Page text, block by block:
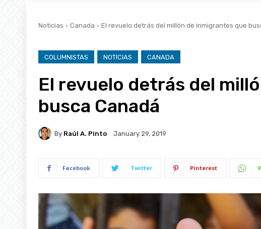
Noticias Canada El revuelo detrás del millón de inmigrantes que
COLUMNISTAS NOTICIAS CANADA
El revuelo detrás del
busca Canadá
By Raúl A. Pinto January 29, 2019
Facebook Twitter Pinterest